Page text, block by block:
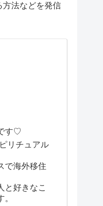
方法などを発信
す♡
リチュアル
で海外移住
と好きなこ